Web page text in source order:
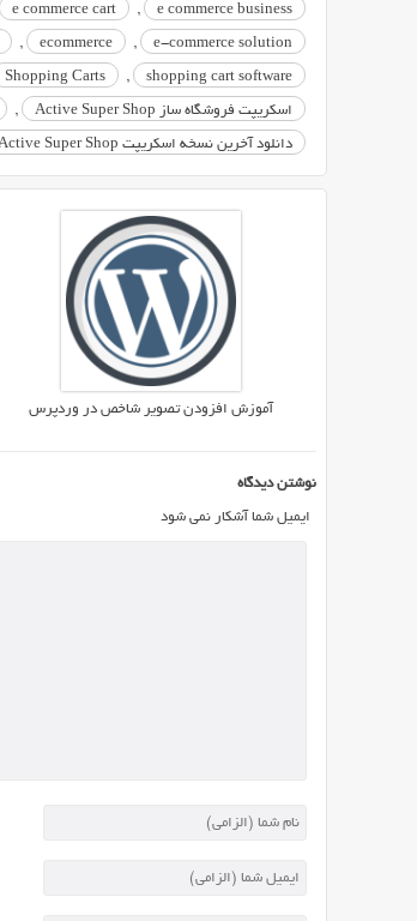
ثبت
تنظیمات
مربوطه،
فروشگاه
خود
راه
در
حال
عرصه
e commerce business
,
e commerce cart
e-commerce solution
,
ecommerce
,
shopping cart software
,
Shopping Carts
اسکریپت فروشگاه ساز Active Super Shop ,
دانلود آخرین نسخه اسکریپت Active Super Shop
آموزش افزودن تصویر شاخص در وردپرس
نوشتن دیدگاه
ایمیل شما آشکار نمی شود